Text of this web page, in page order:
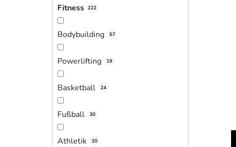
Fitness 222
Bodybuilding 57
Powerlifting 19
Basketball 24
Fußball 30
Athletik 20